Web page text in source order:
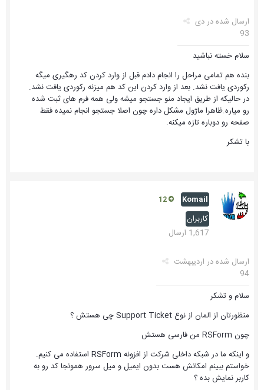
ارسال شده دردی
93
سلام خسته نباشید
بنده هم تمامی مراحل را انجام دادم قبل از وارد کردن کد رهگیری میگه
رکوردی یافت نشد. بعد از وارد کردن این کد هم میزنه رکوردی یافت نشد.
در حالیکه از طریق ایجاد منو جستجو میشه ولی همه فرم های ثبت شده
رو میاره.ظاهرا ماژول مشکل داره چون اصلا جستجو انجام نمیده فقط
صفحه رو دوباره تازه میکنه.
با تشکر
Komail
کاربران
1,617 ارسال
ارسال شده در اردیبهشت
94
سلام و تشکر
منظورتان از المان از نوع Support Ticket چی هستش ؟
چون RSForm من فارسی هستش
و اینکه ما در شبکه داخلی شرکت از افزونه RSForm استفاده می کنیم.
خواستم ببینم امکانش هست بدون ایمیل و میل سرور همونجا کد رو به
کاربر نمایش بده ؟